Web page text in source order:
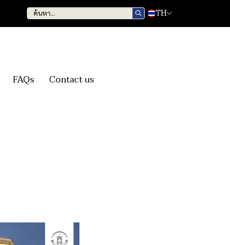
TH
FAQs Contact us